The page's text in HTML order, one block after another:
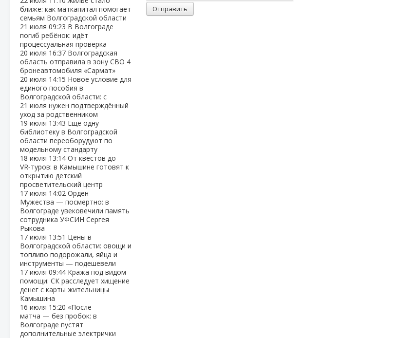
ближе: как маткапитал помогает
семьям Волгоградской области
21 июля 09:23 В Волгограде
погиб ребёнок: идёт
процессуальная проверка
20 июля 16:37 Волгоградская
область отправила в зону СВО 4
бронеавтомобиля «Сармат»
20 июля 14:15 Новое условие для
единого пособия в
Волгоградской области: с
21 июля нужен подтверждённый
уход за родственником
19 июля 13:43 Ещё одну
библиотеку в Волгоградской
области переоборудуют по
модельному стандарту
18 июля 13:14 От квестов до
VR‑туров: в Камышине готовят к
открытию детский
просветительский центр
17 июля 14:02 Орден
Мужества — посмертно: в
Волгограде увековечили память
сотрудника УФСИН Сергея
Рыкова
17 июля 13:51 Цены в
Волгоградской области: овощи и
топливо подорожали, яйца и
инструменты — подешевели
17 июля 09:44 Кража под видом
помощи: СК расследует хищение
денег с карты жительницы
Камышина
16 июля 15:20 «После
матча — без пробок: в
Волгограде пустят
дополнительные электрички
Отправить